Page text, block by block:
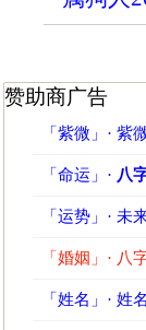
赞助商广告
「紫微」· 紫
「命运」· 八
「运势」·
「婚姻」·
「姓名」·